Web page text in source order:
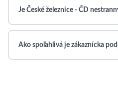
Je České železnice - ČD
Ako spoľahlivá je zákaznícka